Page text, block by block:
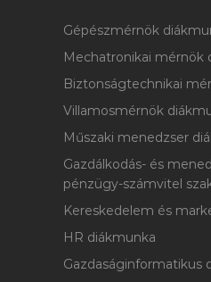
Gépészmérnök
Mechatronikai mérnök
Biztonságtechnikai
Villamosmérnök
Műszaki menedzser
Gazdálkodás- és
pénzügy-számvitel
Kereskedelem és
HR diákmunka
Gazdaságinformatikus